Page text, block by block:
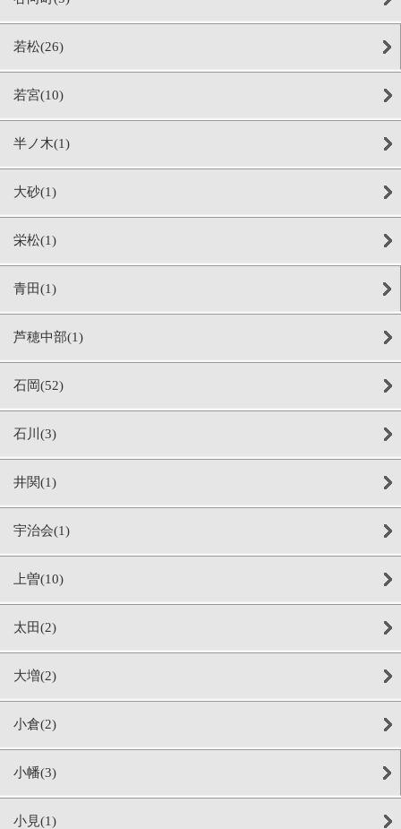
若松(26)
若宮(10)
半ノ木(1)
大砂(1)
栄松(1)
青田(1)
芦穂中部(1)
石岡(52)
石川(3)
井関(1)
宇治会(1)
上曽(10)
太田(2)
大増(2)
小倉(2)
小幡(3)
小見(1)